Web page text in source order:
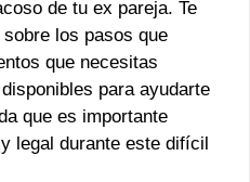
de tu ex pareja. Te
los pasos que
que necesitas
para ayudarte
que es importante
legal durante este difícil